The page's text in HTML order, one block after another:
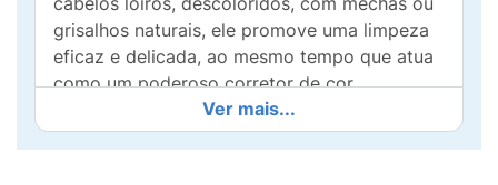
grisalhos naturais, ele promove uma limpeza
eficaz e delicada, ao mesmo tempo que atua
como um poderoso corretor de cor.
Sua fórmula inteligente deposita pigmentos
que neutralizam os indesejáveis tons
Ver mais...